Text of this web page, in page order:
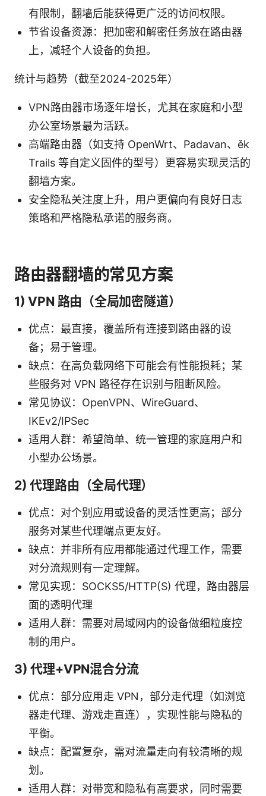
有限制，翻墙后能获得更广泛的访问权限。
节省设备资源：把加密和解密任务放在路由器
上，减轻个人设备的负担。
统计与趋势（截至2024-2025年）
VPN路由器市场逐年增长，尤其在家庭和小型
办公室场景最为活跃。
高端路由器（如支持 OpenWrt、Padavan、ěk
Trails 等自定义固件的型号）更容易实现灵活的
翻墙方案。
安全隐私关注度上升，用户更偏向有良好日志
策略和严格隐私承诺的服务商。
路由器翻墙的常见方案
1) VPN 路由（全局加密隧道）
优点：最直接，覆盖所有连接到路由器的设
备；易于管理。
缺点：在高负载网络下可能会有性能损耗；某
些服务对 VPN 路径存在识别与阻断风险。
常见协议：OpenVPN、WireGuard、
IKEv2/IPSec
适用人群：希望简单、统一管理的家庭用户和
小型办公场景。
2) 代理路由（全局代理）
优点：对个别应用或设备的灵活性更高；部分
服务对某些代理端点更友好。
缺点：并非所有应用都能通过代理工作，需要
对分流规则有一定理解。
常见实现：SOCKS5/HTTP(S) 代理，路由器层
面的透明代理
适用人群：需要对局域网内的设备做细粒度控
制的用户。
3) 代理+VPN混合分流
优点：部分应用走 VPN，部分走代理（如浏览
器走代理、游戏走直连），实现性能与隐私的
平衡。
缺点：配置复杂，需对流量走向有较清晰的规
划。
适用人群：对带宽和隐私有高要求，同时需要